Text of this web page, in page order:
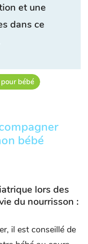
et une
dans ce
bébé
bébé
lors des
du nourrisson :
il est conseillé de